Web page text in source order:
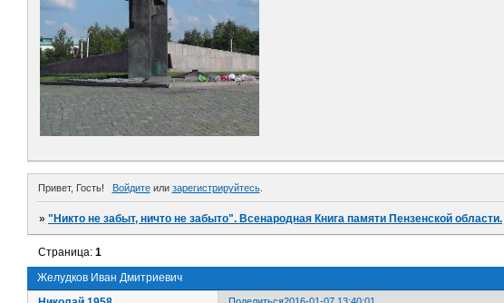
Привет, Гость! Войдитеили зарегистрируйтесь.
»"Никто не забыт, ничто не забыто". Всенародная Книга памяти Пензенской области.
Желудков Иван Дмитриевич
Страница:1